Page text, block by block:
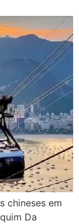
chineses em
Da